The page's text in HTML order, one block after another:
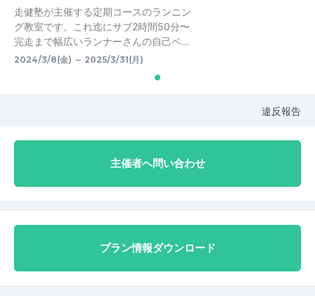
走健塾が主催する定期コースのランニン
グ教室です。これ迄にサブ2時間50分〜
完走まで幅広いランナーさんの自己ベ…
2024/3/8(金) ～ 2025/3/31(月)
違反報告
主催者へ問い合わせ
プラン情報ダウンロード